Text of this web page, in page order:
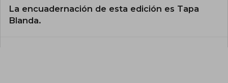
La encuadernación de esta edición es Tapa
Blanda.